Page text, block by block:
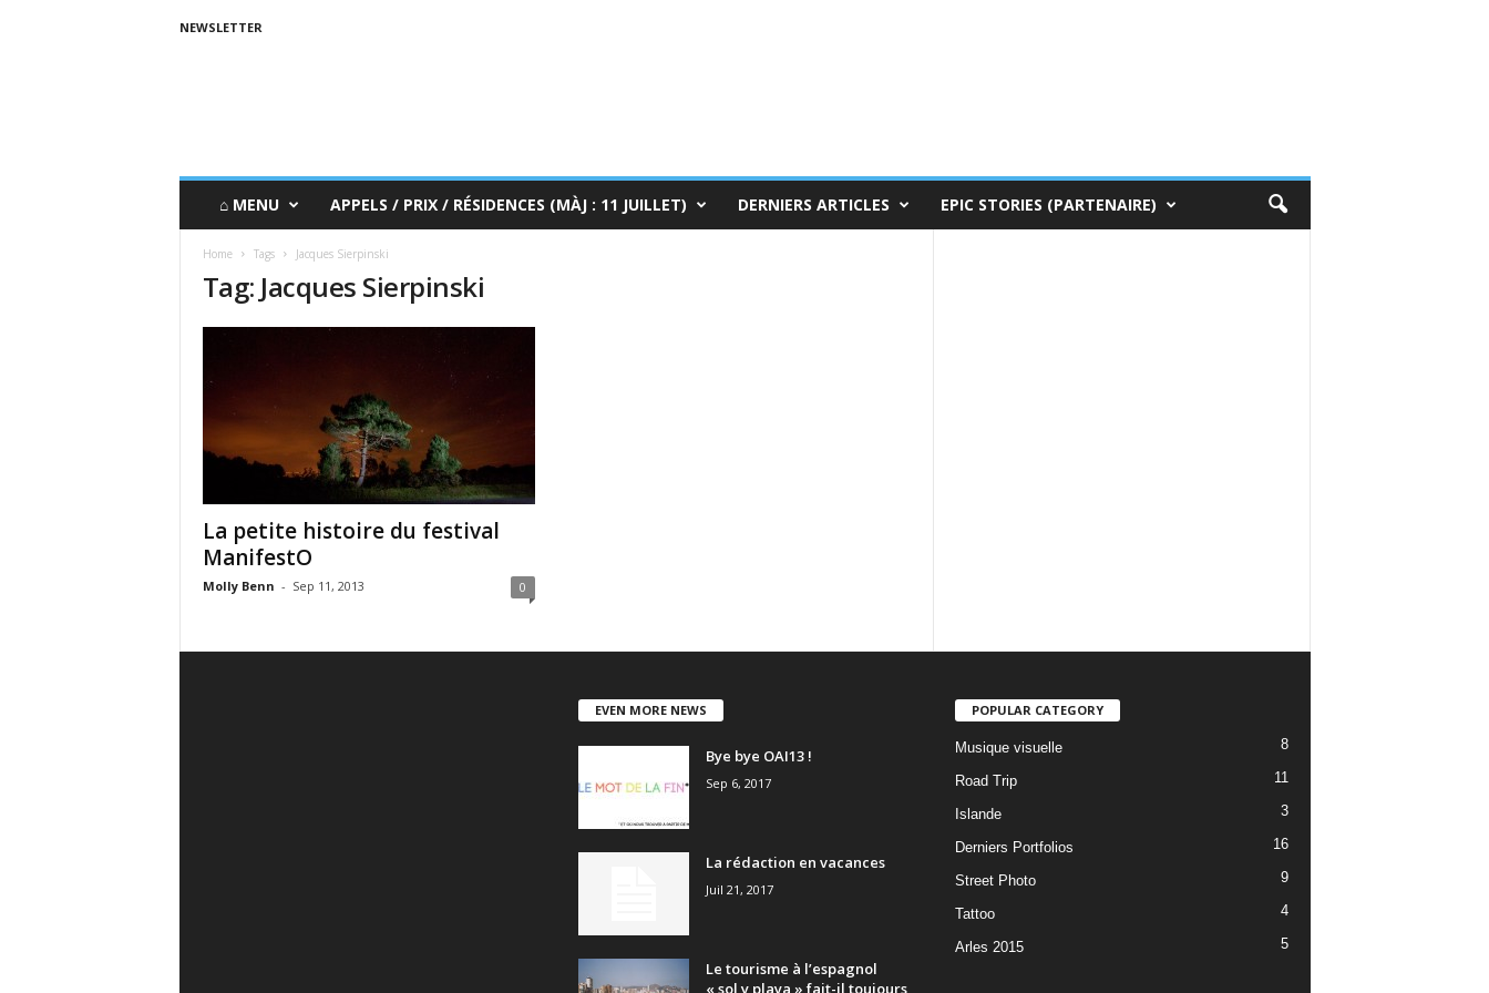
NEWSLETTER
⌂ MENU APPELS / PRIX / RÉSIDENCES (MÀJ : 11 JUILLET) DERNIERS ARTICLES EPIC STORIES (PARTENAIRE)
Home Tags Jacques Sierpinski
Tag: Jacques Sierpinski
La petite histoire du festival
ManifestO
Molly Benn - Sep 11, 2013 0
EVEN MORE NEWS
Bye bye OAI13 !
Sep 6, 2017
La rédaction en vacances
Juil 21, 2017
Le tourisme à l’espagnol
« sol y playa » fait-il toujours
POPULAR CATEGORY
Musique visuelle 8
Road Trip 11
Islande 3
Derniers Portfolios 16
Street Photo 9
Tattoo 4
Arles 2015 5